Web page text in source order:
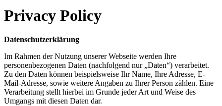
Privacy Policy
Datenschutzerklärung
Im Rahmen der Nutzung unserer Webseite werden Ihre
personenbezogenen Daten (nachfolgend nur „Daten“) verarbeitet.
Zu den Daten können beispielsweise Ihr Name, Ihre Adresse, E-
Mail-Adresse, sowie weitere Angaben zu Ihrer Person zählen. Eine
Verarbeitung stellt hierbei im Grunde jeder Art und Weise des
Umgangs mit diesen Daten dar.